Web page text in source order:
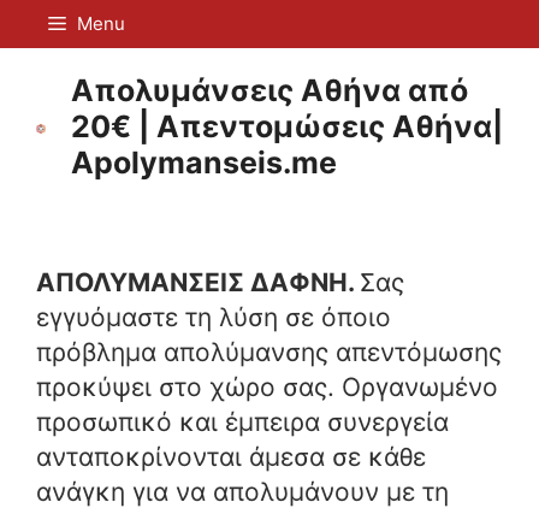
Μετάβαση
σε
περιεχόμενο
Menu
Απολυμάνσεις Αθήνα από
20€ | Απεντομώσεις Αθήνα|
Apolymanseis.me
ΑΠΟΛΥΜΑΝΣΕΙΣ ΔΑΦΝΗ. Σας
εγγυόμαστε τη λύση σε όποιο
πρόβλημα απολύμανσης απεντόμωσης
προκύψει στο χώρο σας. Οργανωμένο
προσωπικό και έμπειρα συνεργεία
ανταποκρίνονται άμεσα σε κάθε
ανάγκη για να απολυμάνουν με τη